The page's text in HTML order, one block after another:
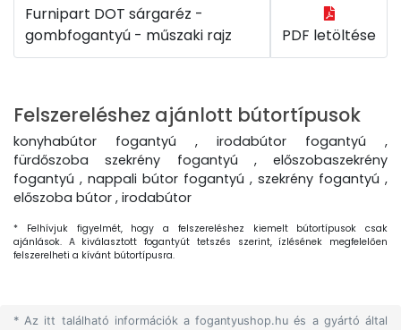
Furnipart DOT sárgaréz -
gombfogantyú - műszaki rajz
PDF letöltése
Felszereléshez ajánlott bútortípusok
konyhabútor fogantyú , irodabútor fogantyú ,
fürdőszoba szekrény fogantyú , előszobaszekrény
fogantyú , nappali bútor fogantyú , szekrény fogantyú ,
előszoba bútor , irodabútor
* Felhívjuk figyelmét, hogy a felszereléshez kiemelt bútortípusok csak
ajánlások. A kiválasztott fogantyút tetszés szerint, ízlésének megfelelően
felszerelheti a kívánt bútortípusra.
* Az itt található információk a fogantyushop.hu és a gyártó által